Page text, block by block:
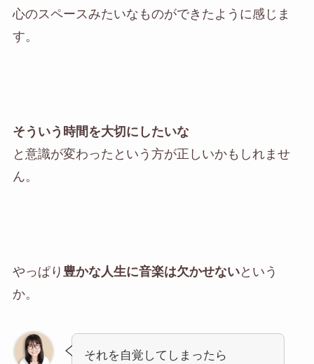
心のスペースみたいなものができたように感じま
す。
そういう時間を大切にしたいな
と意識が変わったという方が正しいかもしれませ
ん。
やっぱり 豊かな人生に音楽は欠かせないという
か。
それを自覚してしまったら